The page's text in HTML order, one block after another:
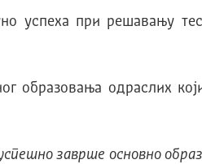
успеха при решавању
одраслих
заврше основно